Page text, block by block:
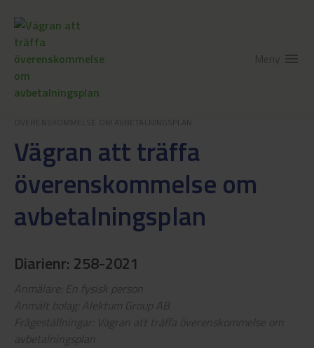
Meny menu
ÖVERENSKOMMELSE OM AVBETALNINGSPLAN
Vägran att träffa
överenskommelse om
avbetalningsplan
Diarienr: 258-2021
Anmälare: En fysisk person
Anmält bolag: Alektum Group AB
Frågeställningar: Vägran att träffa överenskommelse om
avbetalningsplan